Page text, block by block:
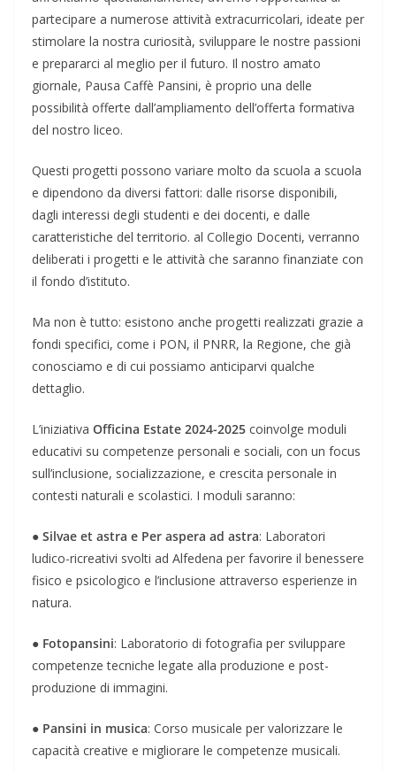
partecipare a numerose attività extracurricolari, ideate per
stimolare la nostra curiosità, sviluppare le nostre passioni
e prepararci al meglio per il futuro. Il nostro amato
giornale, Pausa Caffè Pansini, è proprio una delle
possibilità offerte dall’ampliamento dell’offerta formativa
del nostro liceo.
Questi progetti possono variare molto da scuola a scuola
e dipendono da diversi fattori: dalle risorse disponibili,
dagli interessi degli studenti e dei docenti, e dalle
caratteristiche del territorio. al Collegio Docenti, verranno
deliberati i progetti e le attività che saranno finanziate con
il fondo d’istituto.
Ma non è tutto: esistono anche progetti realizzati grazie a
fondi specifici, come i PON, il PNRR, la Regione, che già
conosciamo e di cui possiamo anticiparvi qualche
dettaglio.
L’iniziativa Officina Estate 2024-2025 coinvolge moduli
educativi su competenze personali e sociali, con un focus
sull’inclusione, socializzazione, e crescita personale in
contesti naturali e scolastici. I moduli saranno:
● Silvae et astra e Per aspera ad astra: Laboratori
ludico-ricreativi svolti ad Alfedena per favorire il benessere
fisico e psicologico e l’inclusione attraverso esperienze in
natura.
● Fotopansini: Laboratorio di fotografia per sviluppare
competenze tecniche legate alla produzione e post-
produzione di immagini.
● Pansini in musica: Corso musicale per valorizzare le
capacità creative e migliorare le competenze musicali.